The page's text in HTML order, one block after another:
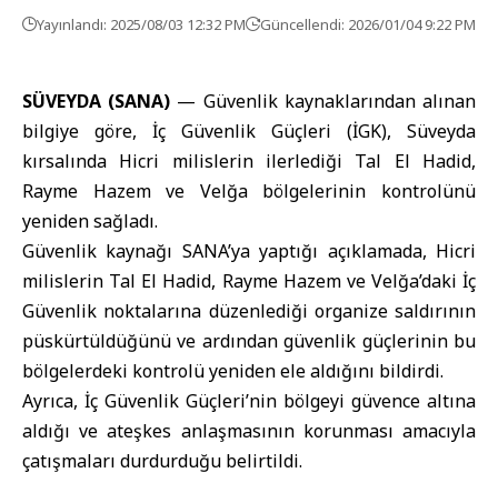
Yayınlandı: 2025/08/03 12:32 PM Güncellendi: 2026/01/04 9:22 PM
SÜVEYDA (SANA) — Güvenlik kaynaklarından alınan
bilgiye göre, İç Güvenlik Güçleri (İGK), Süveyda
kırsalında Hicri milislerin ilerlediği Tal El Hadid,
Rayme Hazem ve Velğa bölgelerinin kontrolünü
yeniden sağladı.
Güvenlik kaynağı SANA’ya yaptığı açıklamada, Hicri
milislerin Tal El Hadid, Rayme Hazem ve Velğa’daki İç
Güvenlik noktalarına düzenlediği organize saldırının
püskürtüldüğünü ve ardından güvenlik güçlerinin bu
bölgelerdeki kontrolü yeniden ele aldığını bildirdi.
Ayrıca, İç Güvenlik Güçleri’nin bölgeyi güvence altına
aldığı ve ateşkes anlaşmasının korunması amacıyla
çatışmaları durdurduğu belirtildi.